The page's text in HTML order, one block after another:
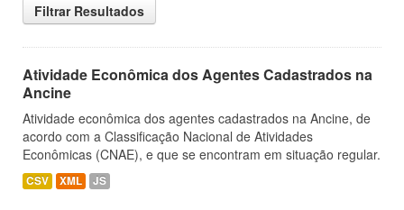
Filtrar Resultados
Atividade Econômica dos Agentes Cadastrados na
Ancine
Atividade econômica dos agentes cadastrados na Ancine, de
acordo com a Classificação Nacional de Atividades
Econômicas (CNAE), e que se encontram em situação regular.
CSV XML JS